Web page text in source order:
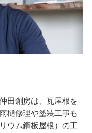
田創房は、瓦屋根を
樋修理や塗装工事も
ウム鋼板屋根）の工